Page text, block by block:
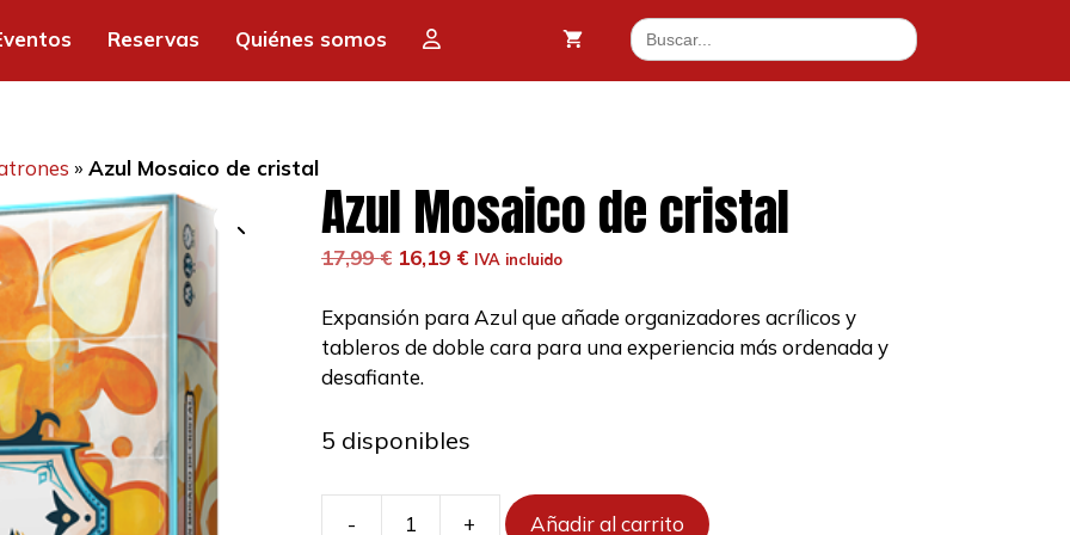
Reservas Quiénes somos Buscar:
» Azul Mosaico de cristal
Azul Mosaico de cristal
17,99€ El
original
era:
17,99 €.
16,19 €El
actual
es:
IVA incluido
Expansión para Azul que añade organizadores acrílicos y
tableros de doble cara para una experiencia más ordenada y
desafiante.
5 disponibles
- + Añadir al carrito
16,19 €.
cristal
cantidad